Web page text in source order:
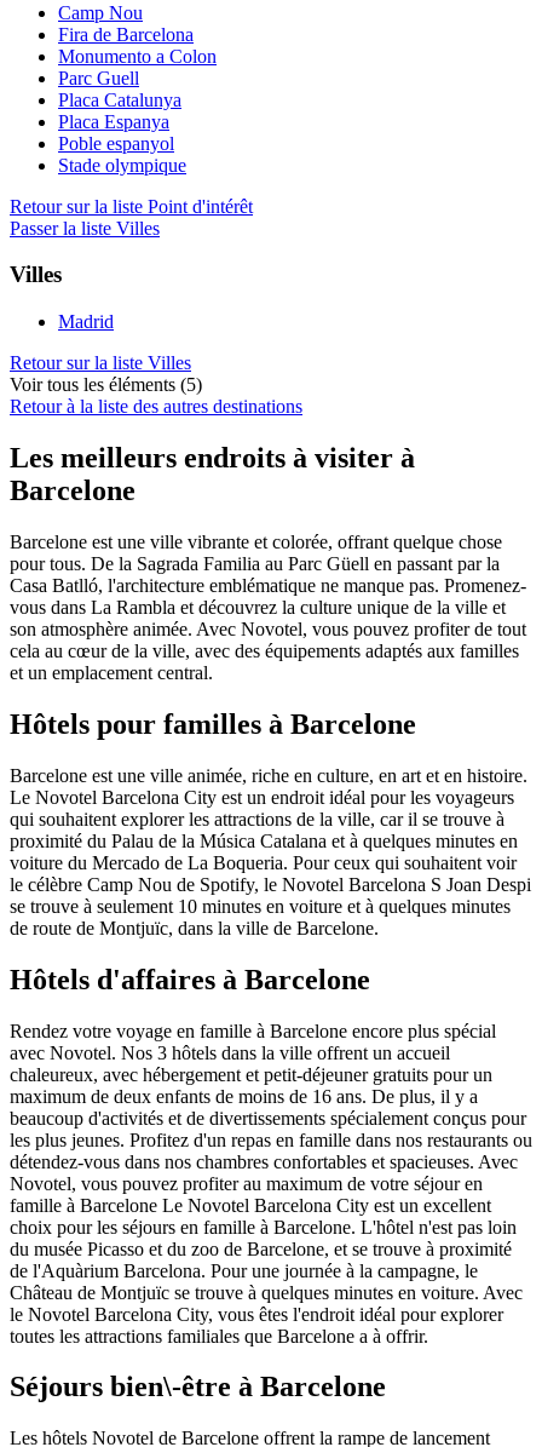
Camp Nou
Fira de Barcelona
Monumento a Colon
Parc Guell
Placa Catalunya
Placa Espanya
Poble espanyol
Stade olympique
Retour sur la liste Point d'intérêt
Passer la liste Villes
Villes
Madrid
Retour sur la liste Villes
Voir tous les éléments (5)
Retour à la liste des autres destinations
Les meilleurs endroits à visiter à
Barcelone
Barcelone est une ville vibrante et colorée, offrant quelque chose
pour tous. De la Sagrada Familia au Parc Güell en passant par la
Casa Batlló, l'architecture emblématique ne manque pas. Promenez-
vous dans La Rambla et découvrez la culture unique de la ville et
son atmosphère animée. Avec Novotel, vous pouvez profiter de tout
cela au cœur de la ville, avec des équipements adaptés aux familles
et un emplacement central.
Hôtels pour familles à Barcelone
Barcelone est une ville animée, riche en culture, en art et en histoire.
Le Novotel Barcelona City est un endroit idéal pour les voyageurs
qui souhaitent explorer les attractions de la ville, car il se trouve à
proximité du Palau de la Música Catalana et à quelques minutes en
voiture du Mercado de La Boqueria. Pour ceux qui souhaitent voir
le célèbre Camp Nou de Spotify, le Novotel Barcelona S Joan Despi
se trouve à seulement 10 minutes en voiture et à quelques minutes
de route de Montjuïc, dans la ville de Barcelone.
Hôtels d'affaires à Barcelone
Rendez votre voyage en famille à Barcelone encore plus spécial
avec Novotel. Nos 3 hôtels dans la ville offrent un accueil
chaleureux, avec hébergement et petit-déjeuner gratuits pour un
maximum de deux enfants de moins de 16 ans. De plus, il y a
beaucoup d'activités et de divertissements spécialement conçus pour
les plus jeunes. Profitez d'un repas en famille dans nos restaurants ou
détendez-vous dans nos chambres confortables et spacieuses. Avec
Novotel, vous pouvez profiter au maximum de votre séjour en
famille à Barcelone Le Novotel Barcelona City est un excellent
choix pour les séjours en famille à Barcelone. L'hôtel n'est pas loin
du musée Picasso et du zoo de Barcelone, et se trouve à proximité
de l'Aquàrium Barcelona. Pour une journée à la campagne, le
Château de Montjuïc se trouve à quelques minutes en voiture. Avec
le Novotel Barcelona City, vous êtes l'endroit idéal pour explorer
toutes les attractions familiales que Barcelone a à offrir.
Séjours bien\-être à Barcelone
Les hôtels Novotel de Barcelone offrent la rampe de lancement